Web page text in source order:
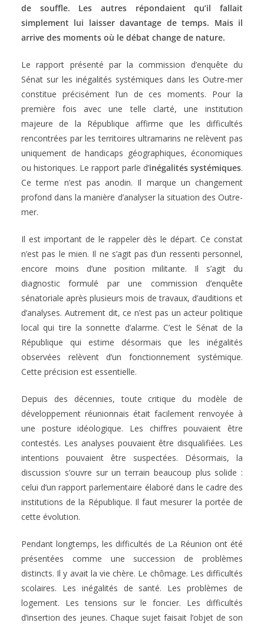
de souffle. Les autres répondaient qu’il fallait
simplement lui laisser davantage de temps. Mais il
arrive des moments où le débat change de nature.
Le rapport présenté par la commission d’enquête du
Sénat sur les inégalités systémiques dans les Outre-mer
constitue précisément l’un de ces moments. Pour la
première fois avec une telle clarté, une institution
majeure de la République affirme que les difficultés
rencontrées par les territoires ultramarins ne relèvent pas
uniquement de handicaps géographiques, économiques
ou historiques. Le rapport parle d’inégalités systémiques.
Ce terme n’est pas anodin. Il marque un changement
profond dans la manière d’analyser la situation des Outre-
mer.
Il est important de le rappeler dès le départ. Ce constat
n’est pas le mien. Il ne s’agit pas d’un ressenti personnel,
encore moins d’une position militante. Il s’agit du
diagnostic formulé par une commission d’enquête
sénatoriale après plusieurs mois de travaux, d’auditions et
d’analyses. Autrement dit, ce n’est pas un acteur politique
local qui tire la sonnette d’alarme. C’est le Sénat de la
République qui estime désormais que les inégalités
observées relèvent d’un fonctionnement systémique.
Cette précision est essentielle.
Depuis des décennies, toute critique du modèle de
développement réunionnais était facilement renvoyée à
une posture idéologique. Les chiffres pouvaient être
contestés. Les analyses pouvaient être disqualifiées. Les
intentions pouvaient être suspectées. Désormais, la
discussion s’ouvre sur un terrain beaucoup plus solide :
celui d’un rapport parlementaire élaboré dans le cadre des
institutions de la République. Il faut mesurer la portée de
cette évolution.
Pendant longtemps, les difficultés de La Réunion ont été
présentées comme une succession de problèmes
distincts. Il y avait la vie chère. Le chômage. Les difficultés
scolaires. Les inégalités de santé. Les problèmes de
logement. Les tensions sur le foncier. Les difficultés
d’insertion des jeunes. Chaque sujet faisait l’objet de son